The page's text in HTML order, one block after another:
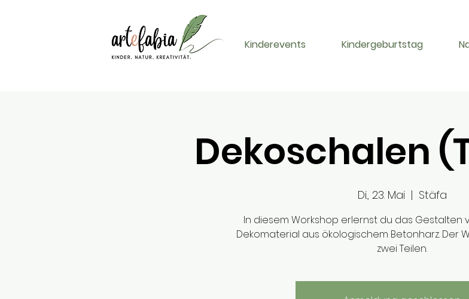
Kinderevents Kindergeburtstag
Dekoschalen
Di., 23. Mai
  |
Stäfa
In diesem Workshop erlernst du das Gestalten
Dekomaterial aus ökologischem Betonharz. Der
zwei Teilen.